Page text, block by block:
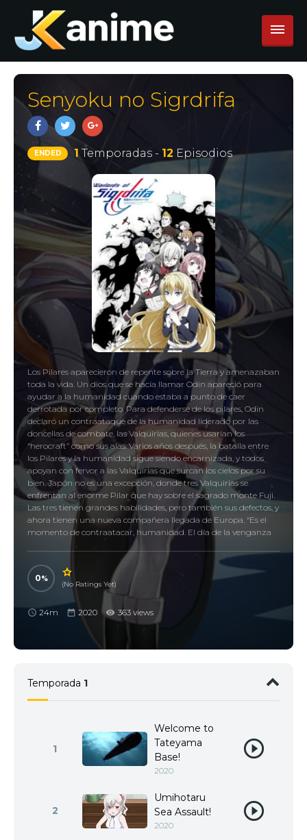
Senyoku no Sigrdrifa
ENDED 1Temporadas - 12 Episodios
Los Pilares aparecieron de repente sobre la Tierra y amenazaban
toda la vida. Un dios que se hacía llamar Odin apareció para
ayudar a la humanidad cuando estaba a punto de caer
derrotada por completo. Para defenderse de los pilares, Odin
declaró un contraataque de la humanidad liderado por las
doncellas de combate, las Valquirias, quienes usarían los
“herocraft” como sus alas. Varios años después, la batalla entre
los Pilares y la humanidad sigue siendo encarnizada, y todos
apoyan con fervor a las Valquirias que surcan los cielos por su
bien. Japón no es una excepción, donde tres Valquirias se
enfrentan al enorme Pilar que hay sobre el sagrado monte Fuji.
Las tres tienen grandes habilidades, pero también sus defectos, y
ahora tienen una nueva compañera llegada de Europa. “Es el
momento de contraatacar, humanidad. El día de la venganza
ha llegado. El Ragnarok se acerca”.
0
(No Ratings Yet)
24m 2020 363 views
Temporada 1
1
Welcome to
Tateyama
Base!
2020
2
Umihotaru
Sea Assault!
2020